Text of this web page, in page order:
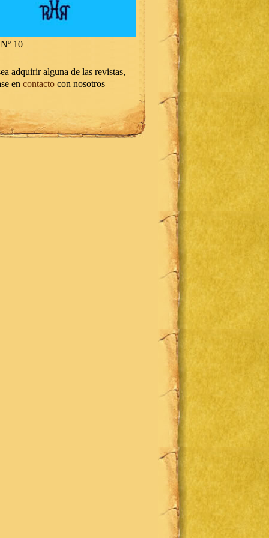
10
adquirir alguna de las revistas,
en contacto con nosotros